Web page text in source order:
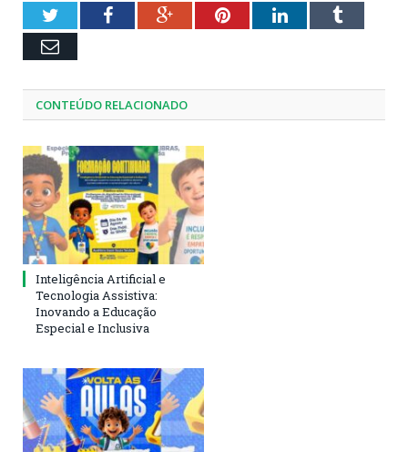
TwitterFacebookGoogle+PinterestLinkedInTumblr
Email
CONTEÚDO RELACIONADO
Inteligência Artificial e
Tecnologia Assistiva:
Inovando a Educação
Especial e Inclusiva